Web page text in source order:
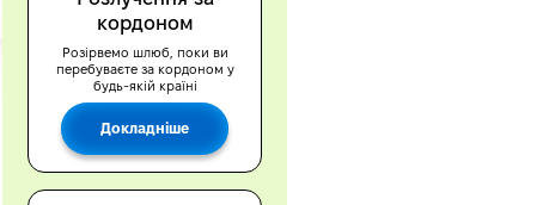
кордоном
Розірвемо шлюб, поки ви
перебуваєте за кордоном у
будь-якій країні
Докладніше